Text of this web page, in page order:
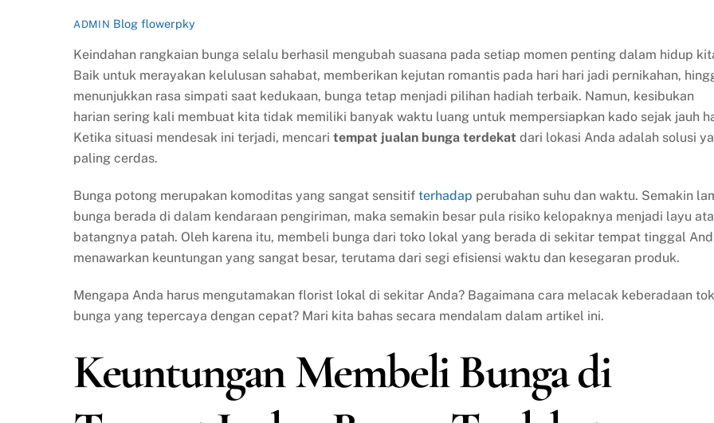
ADMIN Blog flowerpky
Keindahan rangkaian bunga selalu berhasil mengubah suasana pada setiap momen penting dalam hidup
Baik untuk merayakan kelulusan sahabat, memberikan kejutan romantis pada hari hari jadi pernikahan,
menunjukkan rasa simpati saat kedukaan, bunga tetap menjadi pilihan hadiah terbaik. Namun, kesibukan
harian sering kali membuat kita tidak memiliki banyak waktu luang untuk mempersiapkan kado sejak jauh
Ketika situasi mendesak ini terjadi, mencari tempat jualan bunga terdekat dari lokasi Anda adalah solusi
paling cerdas.
Bunga potong merupakan komoditas yang sangat sensitif terhadap perubahan suhu dan waktu. Semakin
bunga berada di dalam kendaraan pengiriman, maka semakin besar pula risiko kelopaknya menjadi layu
batangnya patah. Oleh karena itu, membeli bunga dari toko lokal yang berada di sekitar tempat tinggal
menawarkan keuntungan yang sangat besar, terutama dari segi efisiensi waktu dan kesegaran produk.
Mengapa Anda harus mengutamakan florist lokal di sekitar Anda? Bagaimana cara melacak keberadaan
bunga yang tepercaya dengan cepat? Mari kita bahas secara mendalam dalam artikel ini.
Keuntungan Membeli Bunga di